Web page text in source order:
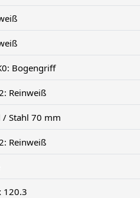
Bogengriff
Reinweiß
/ Stahl 70 mm
Reinweiß
120.3